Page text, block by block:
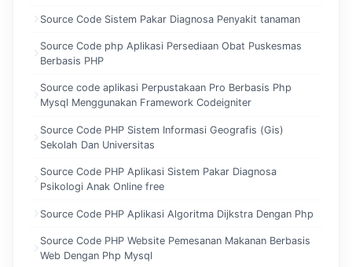
Source Code Sistem Pakar Diagnosa Penyakit tanaman
Source Code php Aplikasi Persediaan Obat Puskesmas
Berbasis PHP
Source code aplikasi Perpustakaan Pro Berbasis Php
Mysql Menggunakan Framework Codeigniter
Source Code PHP Sistem Informasi Geografis (Gis)
Sekolah Dan Universitas
Source Code PHP Aplikasi Sistem Pakar Diagnosa
Psikologi Anak Online free
Source Code PHP Aplikasi Algoritma Dijkstra Dengan Php
Source Code PHP Website Pemesanan Makanan Berbasis
Web Dengan Php Mysql